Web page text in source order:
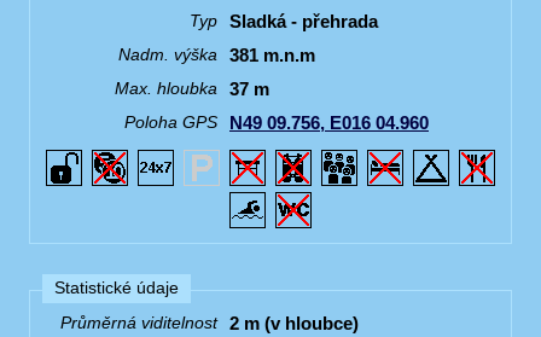
Typ Sladká - přehrada
Nadm. výška 381 m.n.m
Max. hloubka 37 m
Poloha GPS N49 09.756, E016 04.960
Statistické údaje
Průměrná viditelnost
2 m (v hloubce)